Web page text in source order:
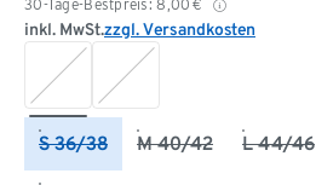
30-Tage-Bestpreis: 8,00 €
inkl. MwSt.zzgl. Versandkosten
S 36/38 M 40/42 L 44/46